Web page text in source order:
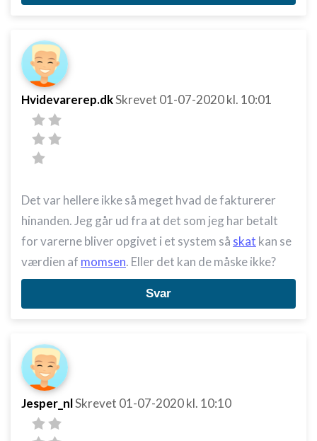
Hvidevarerep.dkSkrevet 01-07-2020kl. 10:01
Det var hellere ikke så meget hvad de fakturerer
hinanden. Jeg går ud fra at det som jeg har betalt
for varerne bliver opgivet i et system så skat kan se
værdien af momsen. Eller det kan de måske ikke?
Svar
Jesper_nlSkrevet 01-07-2020kl. 10:10